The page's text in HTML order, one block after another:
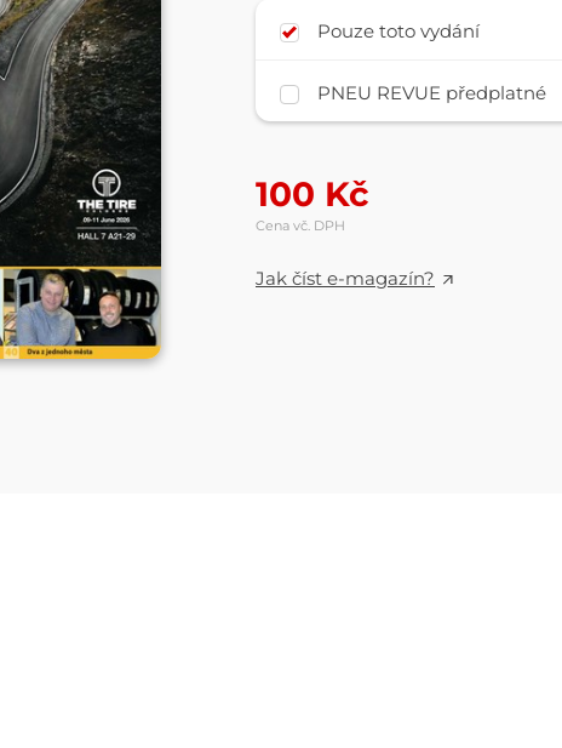
Pouze toto vydání
PNEU REVUE předplatné
100 Kč
Cena vč. DPH
Jak číst e-magazín?